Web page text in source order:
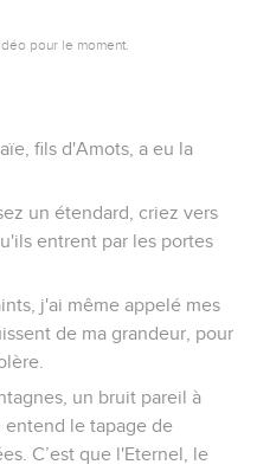
pour le moment.
fils d'Amots, a eu la
un étendard, criez vers
entrent par les portes
j'ai même appelé mes
de ma grandeur, pour
un bruit pareil à
le tapage de
C’est que l'Eternel, le